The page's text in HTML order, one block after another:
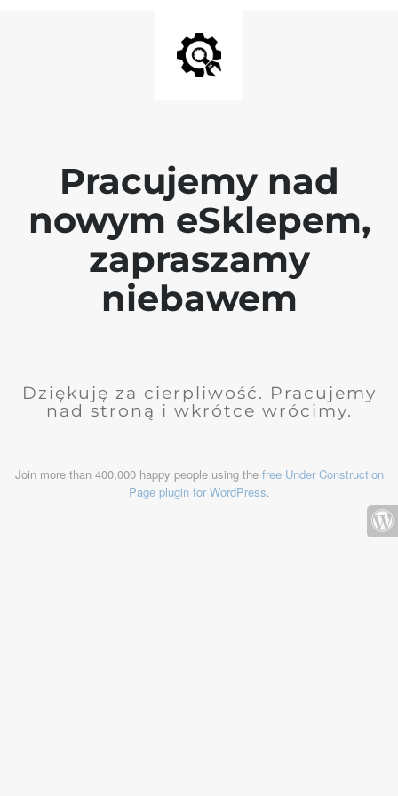
Pracujemy nad
nowym eSklepem,
zapraszamy
niebawem
Dziękuję za cierpliwość. Pracujemy
nad stroną i wkrótce wrócimy.
Join more than 400,000 happy people using the free Under Construction
Page plugin for WordPress.